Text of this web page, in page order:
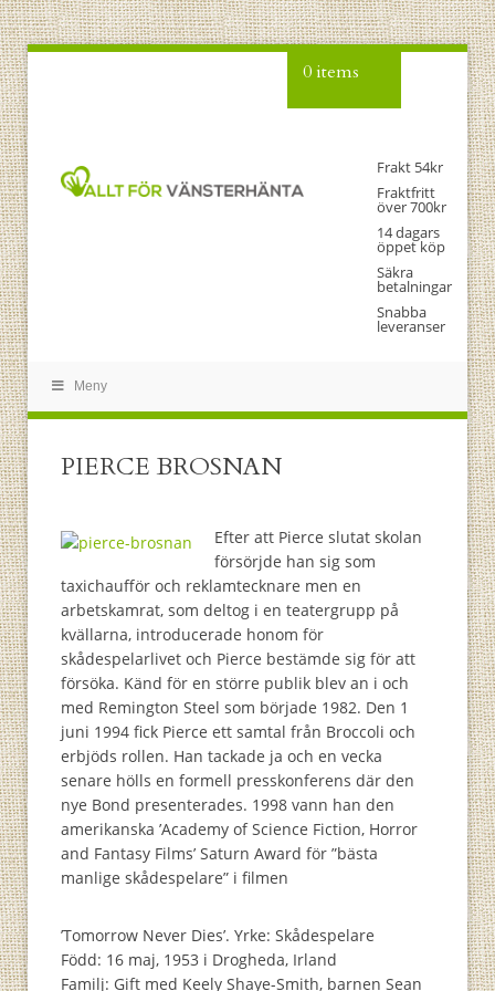
0 items
Frakt 54kr
Fraktfritt
över 700kr
14 dagars
öppet köp
Säkra
betalningar
Snabba
leveranser
Meny
PIERCE BROSNAN
Efter att Pierce slutat skolan
försörjde han sig som
taxichaufför och reklamtecknare men en
arbetskamrat, som deltog i en teatergrupp på
kvällarna, introducerade honom för
skådespelarlivet och Pierce bestämde sig för att
försöka. Känd för en större publik blev an i och
med Remington Steel som började 1982. Den 1
juni 1994 fick Pierce ett samtal från Broccoli och
erbjöds rollen. Han tackade ja och en vecka
senare hölls en formell presskonferens där den
nye Bond presenterades. 1998 vann han den
amerikanska ’Academy of Science Fiction, Horror
and Fantasy Films’ Saturn Award för ”bästa
manlige skådespelare” i filmen
’Tomorrow Never Dies’. Yrke: Skådespelare
Född: 16 maj, 1953 i Drogheda, Irland
Familj: Gift med Keely Shaye-Smith, barnen Sean